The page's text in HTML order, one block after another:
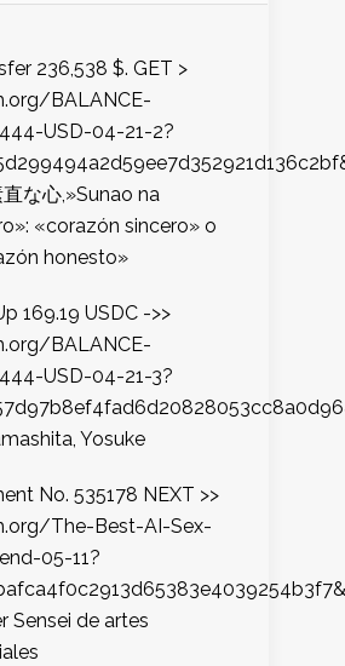
236,538 $. GET >
BALANCE-
USD-04-21-2?
な心,»Sunao na
«corazón sincero» o
honesto»
169.19 USDC ->>
BALANCE-
USD-04-21-3?
Yosuke
No. 535178 NEXT >>
The-Best-AI-Sex-
05-11?
Sensei de artes